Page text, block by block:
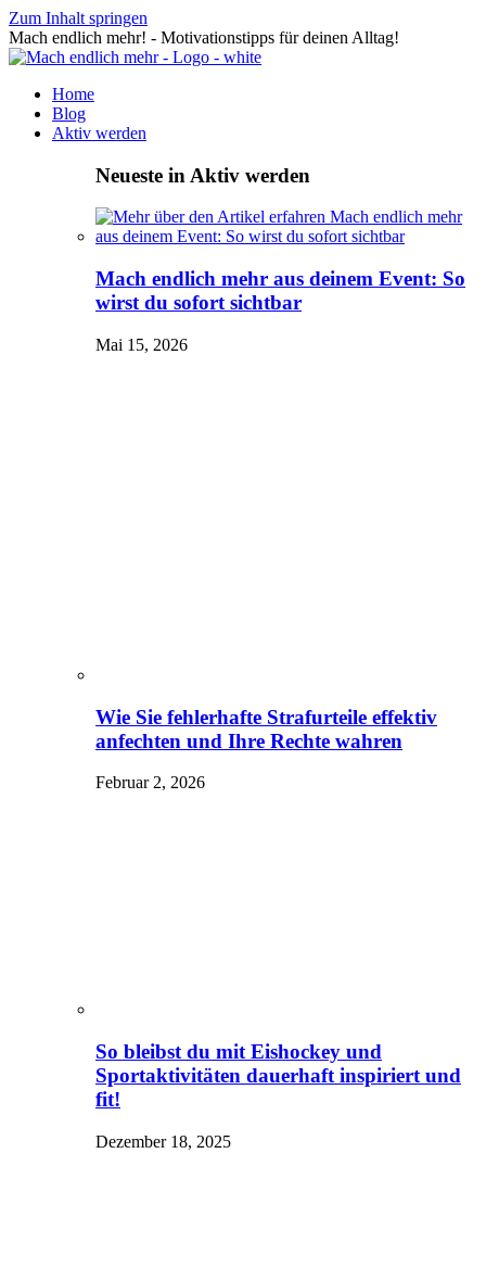
Zum Inhalt springen
Mach endlich mehr! - Motivationstipps für deinen Alltag!
Home
Blog
Aktiv werden
Neueste in Aktiv werden
Mach endlich mehr aus deinem Event: So
wirst du sofort sichtbar
Mai 15, 2026
Wie Sie fehlerhafte Strafurteile effektiv
anfechten und Ihre Rechte wahren
Februar 2, 2026
So bleibst du mit Eishockey und
Sportaktivitäten dauerhaft inspiriert und
fit!
Dezember 18, 2025